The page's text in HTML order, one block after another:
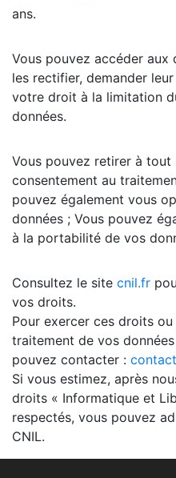
ans.
Vous pouvez accéder aux
les rectifier, demander
votre droit à la limitation
données.
Vous pouvez retirer à
consentement au
pouvez également vous
données ; Vous pouvez
à la portabilité de vos
Consultez le site cnil.fr
vos droits.
Pour exercer ces droits
traitement de vos
pouvez contacter :
Si vous estimez, après
droits « Informatique et
respectés, vous pouvez
CNIL.